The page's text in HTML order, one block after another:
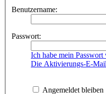
Benutzername:
Passwort:
Ich habe mein Passwort
Die Aktivierungs-E-Mail
Angemeldet bleiben